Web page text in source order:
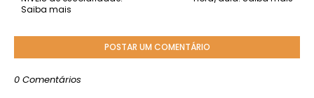
Saiba mais
POSTAR UM COMENTÁRIO
0 Comentários